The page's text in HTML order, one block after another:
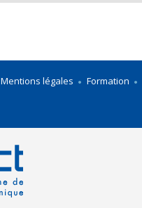
Mentions légales Formation